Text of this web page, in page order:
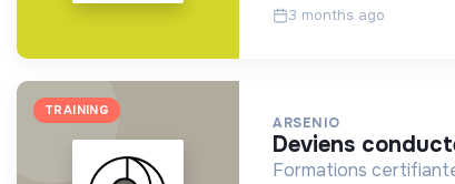
3 months ago
TRAINING
ARSENIO
deviens
Formations